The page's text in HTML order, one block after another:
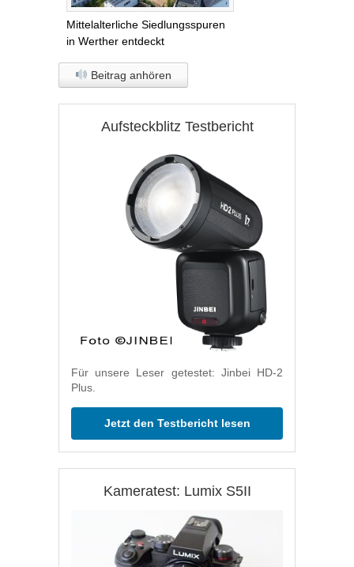
Mittelalterliche Siedlungsspuren
in Werther entdeckt
Beitrag anhören
Aufsteckblitz Testbericht
Für unsere Leser getestet: Jinbei HD-2
Plus.
Jetzt den Testbericht lesen
Kameratest: Lumix S5II